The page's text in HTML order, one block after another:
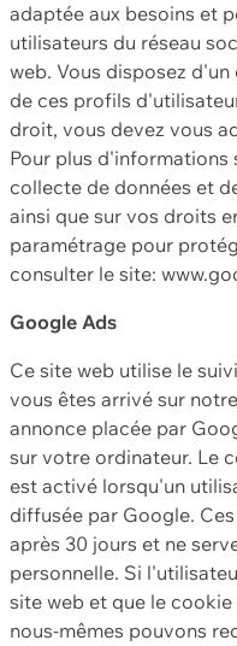
adaptée aux besoins et
utilisateurs du réseau
web. Vous disposez
de ces profils
droit, vous devez vous
Pour plus
collecte de données et
ainsi que sur vos droits
paramétrage pour
consulter le site:
Google Ads
Ce site web utilise le
vous êtes arrivé sur
annonce placée par
sur votre ordinateur. Le
est activé lorsqu'un
diffusée par Google.
après 30 jours et ne
personnelle. Si
site web et que le
nous-mêmes pouvons